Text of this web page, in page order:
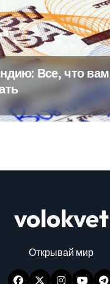
Все, что вам
volokvet
Открывай мир